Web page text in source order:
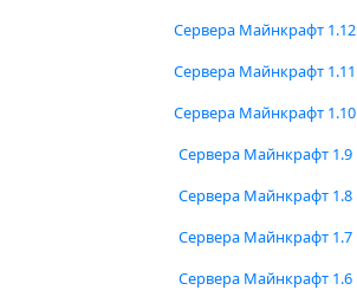
Сервера Майнкрафт 1.12
Сервера Майнкрафт 1.11
Сервера Майнкрафт 1.10
Сервера Майнкрафт 1.9
Сервера Майнкрафт 1.8
Сервера Майнкрафт 1.7
Сервера Майнкрафт 1.6